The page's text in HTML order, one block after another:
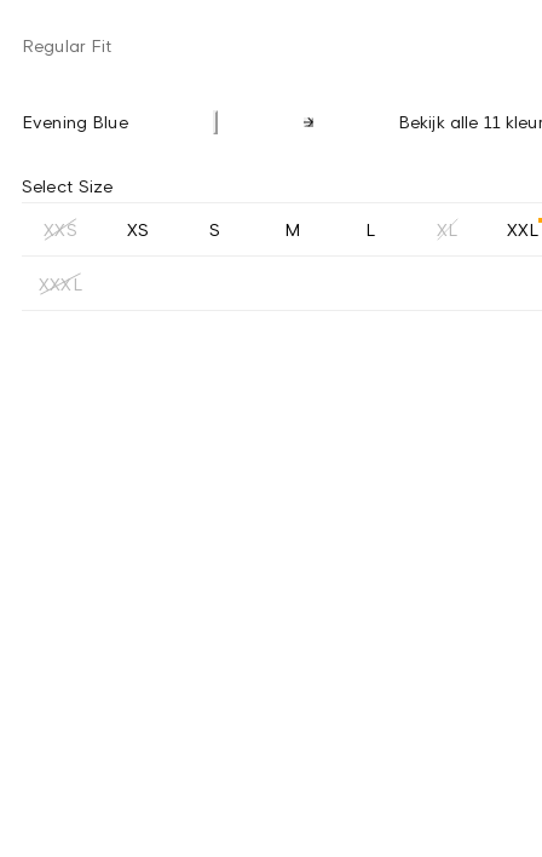
Regular Fit
Evening Blue Bekijk alle 11
Select Size
XXS XS S M L XL XXL
XXXL